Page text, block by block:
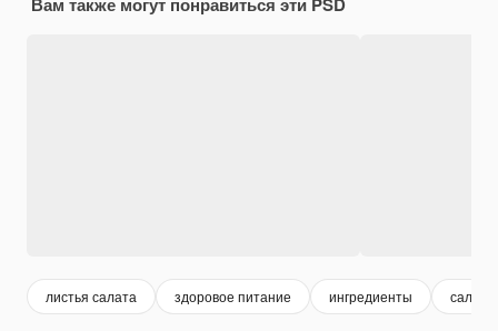
листья салата здоровое питание ингредиенты салат